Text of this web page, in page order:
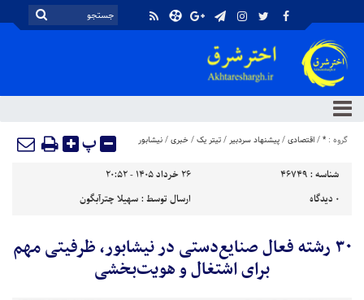
گروه : *
/اقتصادی/پیشنهاد سردبیر/تیتر یک/خبری/نیشابور پ
شناسه : 46749
۲۶ خرداد ۱۴۰۵ - ۲۰:۵۲
۰ دیدگاه ارسال توسط :سهیلا چترآبگون
۳۰ رشته فعال صنایع‌دستی در نیشابور، ظرفیتی مهم
برای اشتغال و هویت‌بخشی